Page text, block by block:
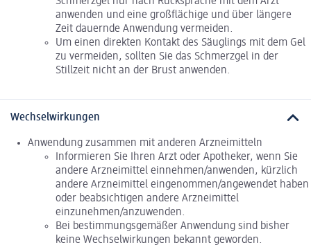
anwenden und eine großflächige und über längere
Zeit dauernde Anwendung vermeiden.
Um einen direkten Kontakt des Säuglings mit dem Gel
zu vermeiden, sollten Sie das Schmerzgel in der
Stillzeit nicht an der Brust anwenden.
Wechselwirkungen
Anwendung zusammen mit anderen Arzneimitteln
Informieren Sie Ihren Arzt oder Apotheker, wenn Sie
andere Arzneimittel einnehmen/anwenden, kürzlich
andere Arzneimittel eingenommen/angewendet haben
oder beabsichtigen andere Arzneimittel
einzunehmen/anzuwenden.
Bei bestimmungsgemäßer Anwendung sind bisher
keine Wechselwirkungen bekannt geworden.